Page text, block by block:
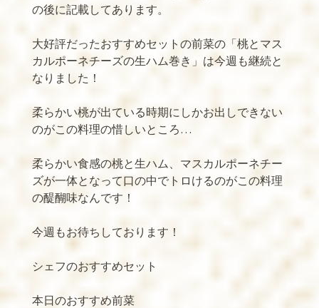
の後に記載してあります。
大好評だったおすすめセットの前菜の「桃とマス
カルポーネチーズの生ハム巻き」は今週も継続と
なりました！
柔らかい桃が出ている時期にしかお出しできない
のがこの料理の惜しいところ…
柔らかい食感の桃と生ハム、マスカルポーネチー
ズが一体となって口の中でトロけるのがこの料理
の醍醐味なんです！
今週もお待ちしております！
シェフのおすすめセット
本日のおすすめ前菜